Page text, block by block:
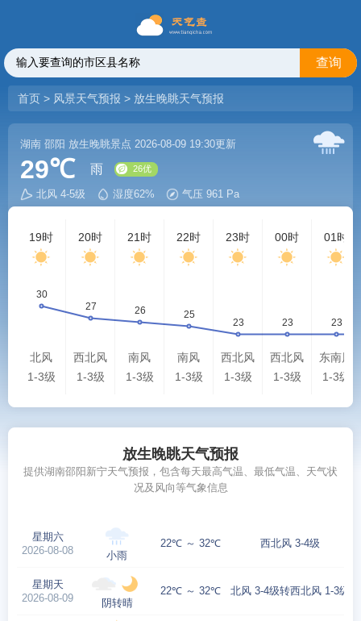
查询
首页 > 风景天气预报 > 放生晚眺天气预报
湖南 邵阳 放生晚眺景点 2026-08-09 19:30更新
29℃ 雨
北风 4-5级 湿度62% 气压 961 Pa
19时
北风
1-3级
20时
西北风
1-3级
21时
南风
1-3级
22时
南风
1-3级
23时
西北风
1-3级
00时
西北风
1-3级
01时
东南风
1-3级
放生晚眺天气预报
提供湖南邵阳新宁天气预报，包含每天最高气温、最低气温、天气状
况及风向等气象信息
星期六
2026-08-08
小雨
22℃ ～ 32℃ 西北风 3-4级
星期天
2026-08-09
阴转晴
22℃ ～ 32℃ 北风 3-4级转西北风 1-3级